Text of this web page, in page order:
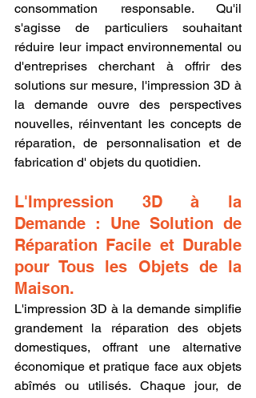
consommation responsable. Qu'il
s'agisse de particuliers souhaitant
réduire leur impact environnemental ou
d'entreprises cherchant à offrir des
solutions sur mesure, l'impression 3D à
la demande ouvre des perspectives
nouvelles, réinventant les concepts de
réparation, de personnalisation et de
fabrication d' objets du quotidien.
L'Impression 3D à la
Demande : Une Solution de
Réparation Facile et Durable
pour Tous les Objets de la
Maison.
L'impression 3D à la demande simplifie
grandement la réparation des objets
domestiques, offrant une alternative
économique et pratique face aux objets
abîmés ou utilisés. Chaque jour, de